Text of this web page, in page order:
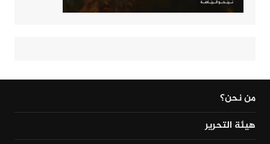
من نحن؟
هيئة التحرير